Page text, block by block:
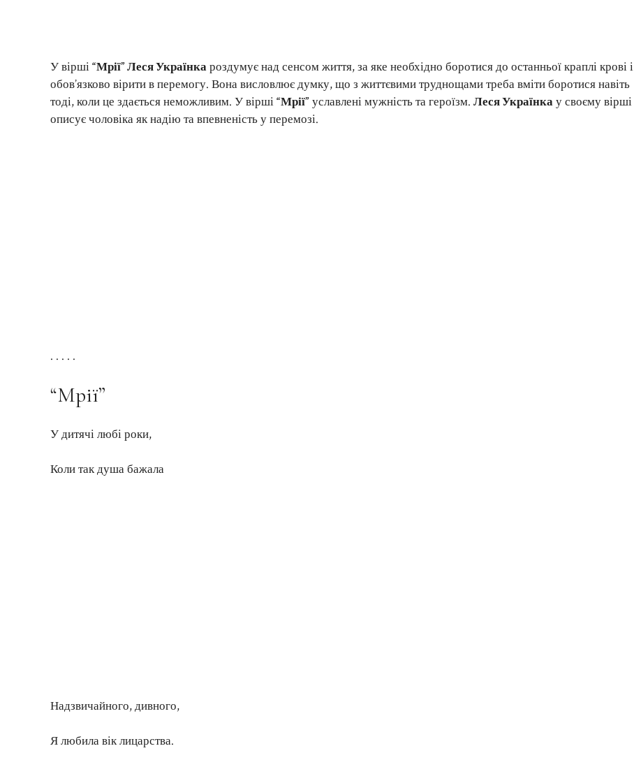
У вірші“Мрії” Леся Українкароздумує над сенсом життя, за яке необхідно боротися до останньої краплі крові і
обов’язково вірити в перемогу. Вона висловлює думку, що з життєвими труднощами треба вміти боротися навіть
тоді, коли це здається неможливим. У вірші“Мрії” уславлені мужність та героїзм. Леся Українкау своєму вірші
описує чоловіка як надію та впевненість у перемозі.
. . . . .
“Мрії”
У дитячі любі роки,
Коли так душа бажала
Надзвичайного, дивного,
Я любила вік лицарства.